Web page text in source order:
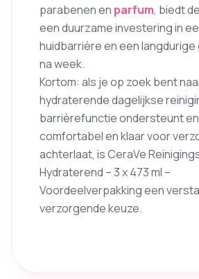
parabenen en parfum, biedt
een duurzame investering in
huidbarrière en een
na week.
Kortom: als je op zoek bent
hydraterende dagelijkse
barrièrefunctie ondersteunt en
comfortabel en klaar voor
achterlaat, is CeraVe
Hydraterend – 3 x 473 ml –
Voordeelverpakking een
verzorgende keuze.